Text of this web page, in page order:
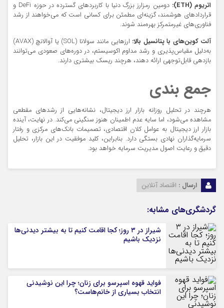
اتریوم (ETH):
دومین رمزارز بزرگ دنیا با کاربرد‌های گسترده در حوزه DeFi و
قرارداد‌های هوشمند، گزینه‌ای مطمئن برای کسانی است که می‌خواهند از رشد
فناوری‌های غیرمتمرکز بهره‌مند شوند.
آلت کوین‌های با پتانسیل بالا:
ارز‌هایی مانند سولانا (SOL) یا آوالانچ (AVAX)
به‌دلیل مقیاس‌پذیری و رشد مداوم اکوسیستم، در دوره‌های صعودی می‌توانند
بازدهی قابل‌توجهی ارائه دهند، هرچند ریسک بیشتری دارند.
جمع بندی
هرچند در تحلیل روزانه بازار ارز دیجیتال، نشانه‌هایی از رشد‌های مقطعی
مشاهده می‌شود، اما سایه عدم اطمینان هنوز سنگینی می‌کند. در نهایت، آینده
بازار ارز دیجیتال به عوامل کلان اقتصادی، تصمیمات بانک‌های مرکزی و رفتار
سرمایه‌گذاران نهادی بستگی دارد. بنابراین، کلید موفقیت در این بازار، تحلیل
دقیق و رعایت اصول مدیریت سرمایه خواهد بود.
ارسال : اقتصاد آنلاین
گردشگری‌های مشابه:
شیراز در ۳ روز؛ کجا اقامت کنیم تا به بیشتر دیدنی‌ها
نزدیک باشیم
فواید قهوه اسپرسو برای زنان؛ چرا این نوشیدنی
انتخاب بسیاری از خانم‌هاست؟